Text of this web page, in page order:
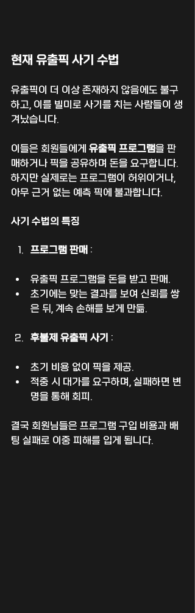
현재 유출픽 사기 수법
유출픽이 더 이상 존재하지 않음에도 불구
하고, 이를 빌미로 사기를 치는 사람들이 생
겨났습니다.
이들은 회원들에게 유출픽 프로그램을 판
매하거나 픽을 공유하며 돈을 요구합니다.
하지만 실제로는 프로그램이 허위이거나,
아무 근거 없는 예측 픽에 불과합니다.
사기 수법의 특징
프로그램 판매 :
유출픽 프로그램을 돈을 받고 판매.
초기에는 맞는 결과를 보여 신뢰를 쌓
은 뒤, 계속 손해를 보게 만듦.
후불제 유출픽 사기 :
초기 비용 없이 픽을 제공.
적중 시 대가를 요구하며, 실패하면 변
명을 통해 회피.
결국 회원님들은 프로그램 구입 비용과 배
팅 실패로 이중 피해를 입게 됩니다.